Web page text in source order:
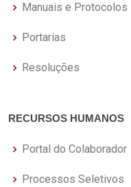
Manuais e Protocolos
Portarias
Resoluções
RECURSOS HUMANOS
Portal do Colaborador
Processos Seletivos